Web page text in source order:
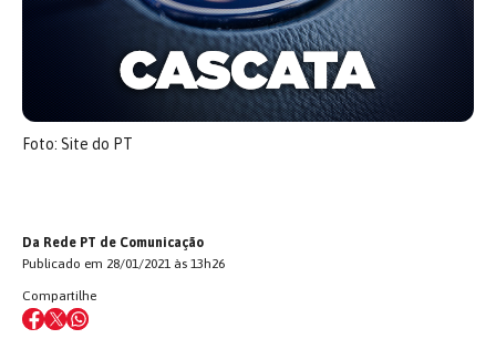
Foto: Site do PT
Da Rede PT de Comunicação
Publicado em 28/01/2021 às 13h26
Compartilhe